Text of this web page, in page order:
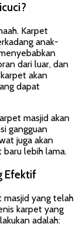
Karpet
anak-
dari luar, dan
akan
dapat
masjid akan
gangguan
juga akan
lebih lama.
Efektif
masjid yang telah
karpet yang
adalah: